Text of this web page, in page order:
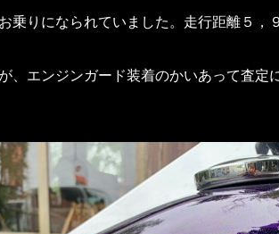
乗りになられていました。走行距離５，
、エンジンガード装着のかいあって査定